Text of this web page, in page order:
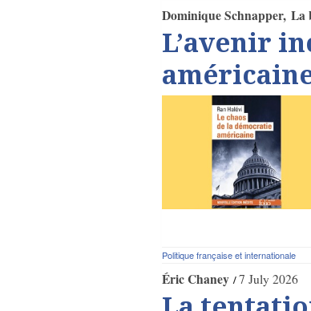
Dominique Schnapper La
L’avenir
Politique française et internationale
Éric Chaney 7 July 2026